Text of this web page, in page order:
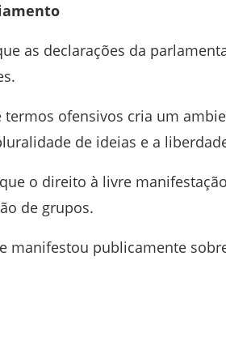
as declarações da
ofensivos cria um
de ideias e a
o direito à livre
de grupos.
manifestou publicamente